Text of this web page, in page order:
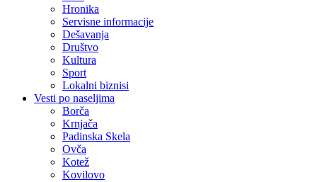
Hronika
Servisne informacije
Dešavanja
Društvo
Kultura
Sport
Lokalni biznisi
Vesti po naseljima
Borča
Krnjača
Padinska Skela
Ovča
Kotež
Kovilovo